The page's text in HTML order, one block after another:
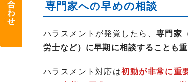
専門家への早めの相談
ハラスメントが発覚したら、 専門家
労士など）に早期に相談することも
ハラスメント対応は初動が非常に重